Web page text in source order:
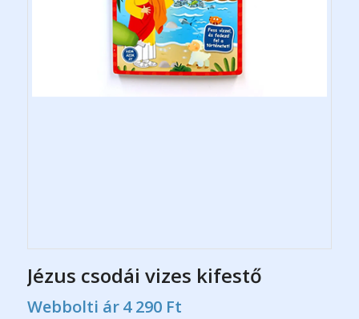
Jézus csodái vizes kifestő
Webbolti ár 4 290 Ft